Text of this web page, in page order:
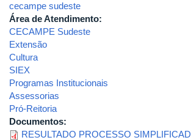
cecampe sudeste
Área de Atendimento:
CECAMPE Sudeste
Extensão
Cultura
SIEX
Programas Institucionais
Assessorias
Pró-Reitoria
Documentos:
RESULTADO PROCESSO